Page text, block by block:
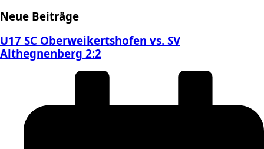
Neue Beiträge
U17 SC Oberweikertshofen vs. SV
Althegnenberg 2:2